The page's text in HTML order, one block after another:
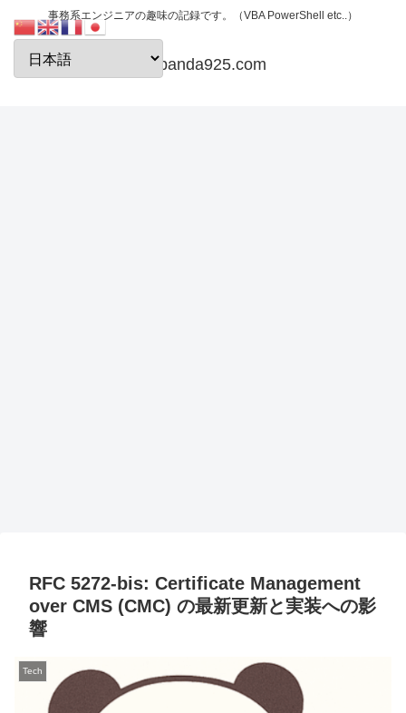
事務系エンジニアの趣味の記録です。（VBA PowerShell etc..）
papanda925.com
RFC 5272-bis: Certificate Management
over CMS (CMC) の最新更新と実装への影
響
Tech